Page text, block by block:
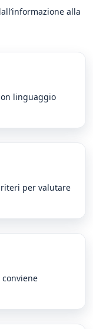
alla
linguaggio
per valutare